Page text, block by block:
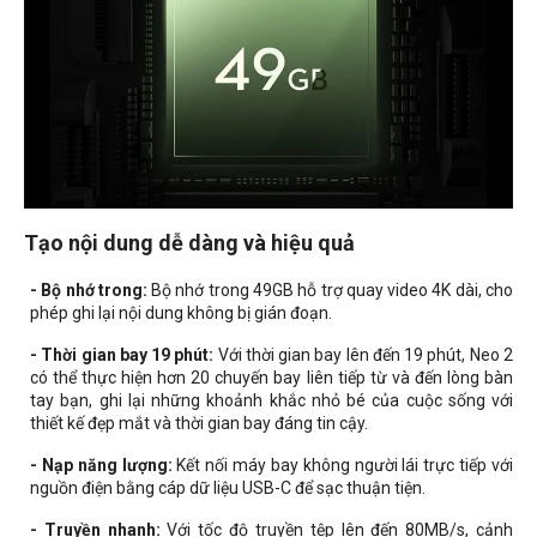
Tạo nội dung dễ dàng và hiệu quả
- Bộ nhớ trong: Bộ nhớ trong 49GB hỗ trợ quay video 4K dài, cho
phép ghi lại nội dung không bị gián đoạn.
- Thời gian bay 19 phút: Với thời gian bay lên đến 19 phút, Neo 2
có thể thực hiện hơn 20 chuyến bay liên tiếp từ và đến lòng bàn
tay bạn, ghi lại những khoảnh khắc nhỏ bé của cuộc sống với
thiết kế đẹp mắt và thời gian bay đáng tin cậy.
- Nạp năng lượng: Kết nối máy bay không người lái trực tiếp với
nguồn điện bằng cáp dữ liệu USB-C để sạc thuận tiện.
- Truyền nhanh:Với tốc độ truyền tệp lên đến 80MB/s, cảnh